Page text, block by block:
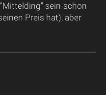
sein-schon
Preis hat), aber